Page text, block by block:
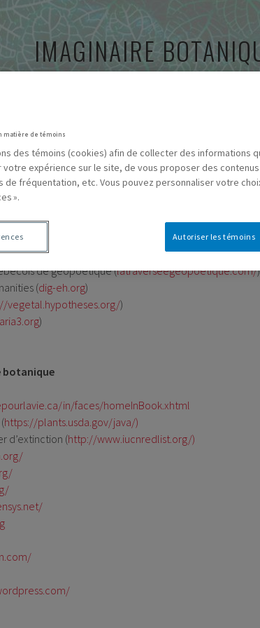
IMAGINAIRE
CARTOGRAPHIES
sur le végétal et l’environnement (GRIVE)
de géopoétique (latraverseegeopoetique.com/)
(dig-eh.org)
vegetal.hypotheses.org/)
)
botanique
in/faces/homeInBook.xhtml
https://plants.usda.gov/java/)
d’extinction (http://www.iucnredlist.org/)
matière de témoins
des témoins (cookies) afin de collecter des informations
votre expérience sur le site, de vous proposer des
de fréquentation, etc. Vous pouvez personnaliser votre
».
Autoriser les témoins